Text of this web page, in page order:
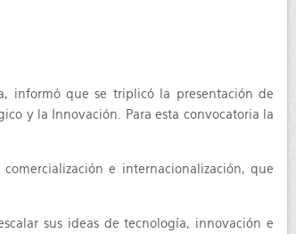
informó que se triplicó la presentación de
y la Innovación. Para esta convocatoria la
e internacionalización, que
sus ideas de tecnología, innovación e